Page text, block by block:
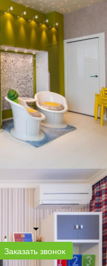
Заказать звонок